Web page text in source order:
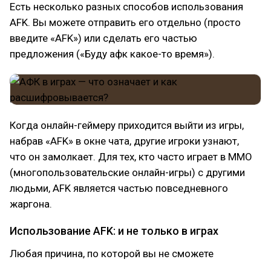
Есть несколько разных способов использования
AFK. Вы можете отправить его отдельно (просто
введите «AFK») или сделать его частью
предложения («Буду афк какое-то время»).
Когда онлайн-геймеру приходится выйти из игры,
набрав «AFK» в окне чата, другие игроки узнают,
что он замолкает. Для тех, кто часто играет в MMO
(многопользовательские онлайн-игры) с другими
людьми, AFK является частью повседневного
жаргона.
Использование AFK: и не только в играх
Любая причина, по которой вы не сможете